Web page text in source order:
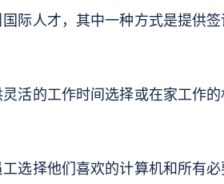
际人才，其中一种方式是提供签
活的工作时间选择或在家工作的
选择他们喜欢的计算机和所有必